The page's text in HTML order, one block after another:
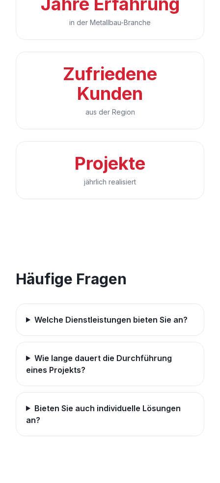
in der Metallbau-Branche
Zufriedene
Kunden
aus der Region
Projekte
jährlich realisiert
Häufige Fragen
Welche Dienstleistungen bieten Sie an?
Wie lange dauert die Durchführung
eines Projekts?
Bieten Sie auch individuelle Lösungen
an?